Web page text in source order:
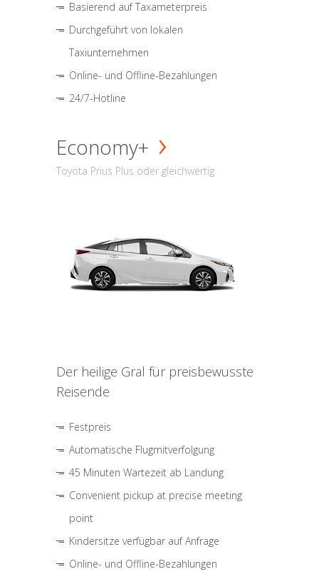
Basierend auf Taxameterpreis
Durchgeführt von lokalen
Taxiunternehmen
Online- und Offline-Bezahlungen
24/7-Hotline
Economy+
Toyota Prius Plus oder gleichwertig
Der heilige Gral für preisbewusste
Reisende
Festpreis
Automatische Flugmitverfolgung
45 Minuten Wartezeit ab Landung
Convenient pickup at precise meeting
point
Kindersitze verfügbar auf Anfrage
Online- und Offline-Bezahlungen